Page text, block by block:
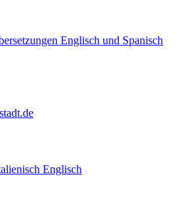
Englisch und Spanisch
Englisch